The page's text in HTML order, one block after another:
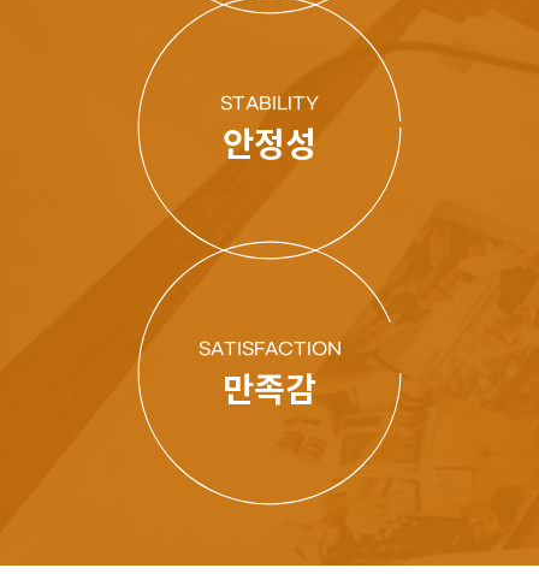
STABILITY
안정성
SATISFACTION
만족감